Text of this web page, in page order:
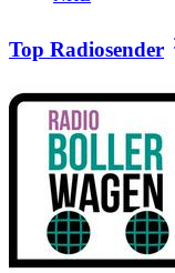
Top Radiosender